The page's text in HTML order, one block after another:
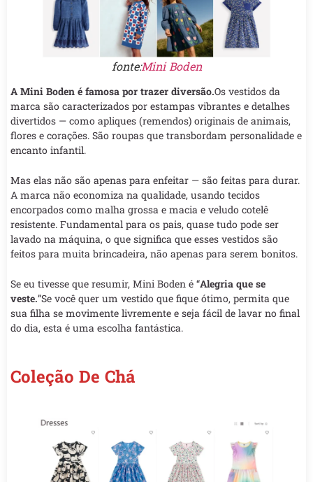
fonte:Mini Boden
A Mini Boden é famosa por trazer diversão.Os vestidos da
marca são caracterizados por estampas vibrantes e detalhes
divertidos — como apliques (remendos) originais de animais,
flores e corações. São roupas que transbordam personalidade e
encanto infantil.
Mas elas não são apenas para enfeitar — são feitas para durar.
A marca não economiza na qualidade, usando tecidos
encorpados como malha grossa e macia e veludo cotelê
resistente. Fundamental para os pais, quase tudo pode ser
lavado na máquina, o que significa que esses vestidos são
feitos para muita brincadeira, não apenas para serem bonitos.
Se eu tivesse que resumir, Mini Boden é “Alegria que se
veste.”Se você quer um vestido que fique ótimo, permita que
sua filha se movimente livremente e seja fácil de lavar no final
do dia, esta é uma escolha fantástica.
Coleção De Chá